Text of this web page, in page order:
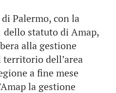
Palermo, con la
dello statuto di Amap,
alla gestione
territorio dell’area
a fine mese
la gestione